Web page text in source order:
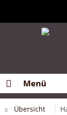
Menü
Übersicht